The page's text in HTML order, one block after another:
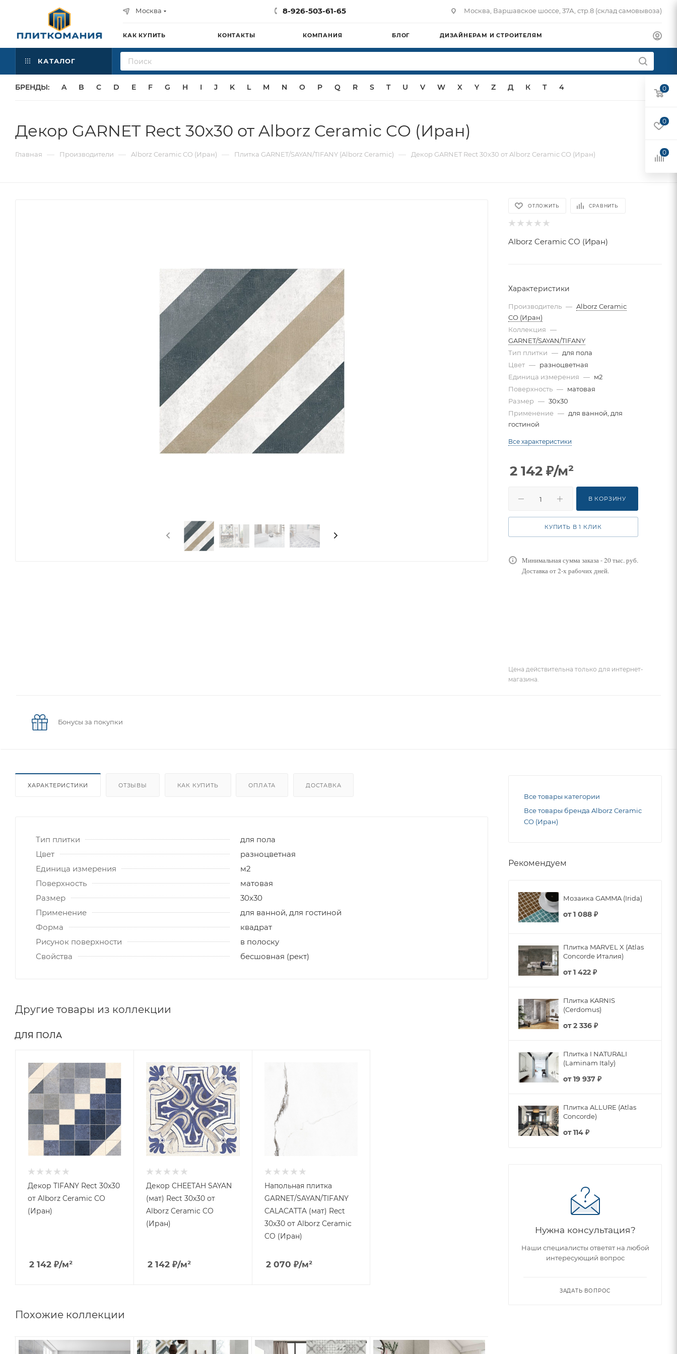
Москва 8-926-503-61-65 Москва, Варшавское шоссе, 37А, стр.8 (склад самовывоза)
КАК КУПИТЬ КОНТАКТЫ КОМПАНИЯ БЛОГ ДИЗАЙНЕРАМ И СТРОИТЕЛЯМ
КАТАЛОГ
БРЕНДЫ: A B C D E F G H I J K L M N O P Q R S T U V W X Y Z Д К Т 4
Декор GARNET Rect 30x30 от Alborz Ceramic CO (Иран)
Главная — Производители — Alborz Ceramic CO (Иран) — Плитка GARNET/SAYAN/TIFANY (Alborz Ceramic) — Декор GARNET Rect 30x30 от Alborz Ceramic CO (Иран)
ОТЛОЖИТЬ СРАВНИТЬ
Alborz Ceramic CO (Иран)
Характеристики
Производитель — Alborz Ceramic
CO (Иран)
Коллекция —
GARNET/SAYAN/TIFANY
Тип плитки — для пола
Цвет — разноцветная
Единица измерения — м2
Поверхность — матовая
Размер — 30x30
Применение — для ванной, для
гостиной
Все характеристики
2 142 ₽/м²
В КОРЗИНУ
КУПИТЬ В 1 КЛИК
Минимальная сумма заказа - 20 тыс. руб.
Доставка от 2-х рабочих дней.
Цена действительна только для интернет-
магазина.
Бонусы за покупки
ХАРАКТЕРИСТИКИ ОТЗЫВЫ КАК КУПИТЬ ОПЛАТА ДОСТАВКА
Тип плитки
для пола
Цвет
разноцветная
Единица измерения
м2
Поверхность
матовая
Размер
30x30
Применение
для ванной, для гостиной
Форма
квадрат
Рисунок поверхности
в полоску
Свойства
бесшовная (рект)
Другие товары из коллекции
ДЛЯ ПОЛА
Декор TIFANY Rect 30x30
от Alborz Ceramic CO
(Иран)
2 142 ₽/м²
Декор CHEETAH SAYAN
(мат) Rect 30x30 от
Alborz Ceramic CO
(Иран)
2 142₽/м²
Напольная плитка
GARNET/SAYAN/TIFANY
CALACATTA (мат) Rect
30x30 от Alborz Ceramic
CO (Иран)
2 070 ₽/м²
Похожие коллекции
Все товары категории
Все товары бренда Alborz Ceramic
CO (Иран)
Рекомендуем
Мозаика GAMMA (Irida)
от1 088 ₽
Плитка MARVEL X (Atlas
Concorde Италия)
от1 422 ₽
Плитка KARNIS
(Cerdomus)
от2 336 ₽
Плитка I NATURALI
(Laminam Italy)
от19 937 ₽
Плитка ALLURE (Atlas
Concorde)
от114 ₽
Нужна консультация?
Наши специалисты ответят на любой
интересующий вопрос
ЗАДАТЬ ВОПРОС
0
0
0